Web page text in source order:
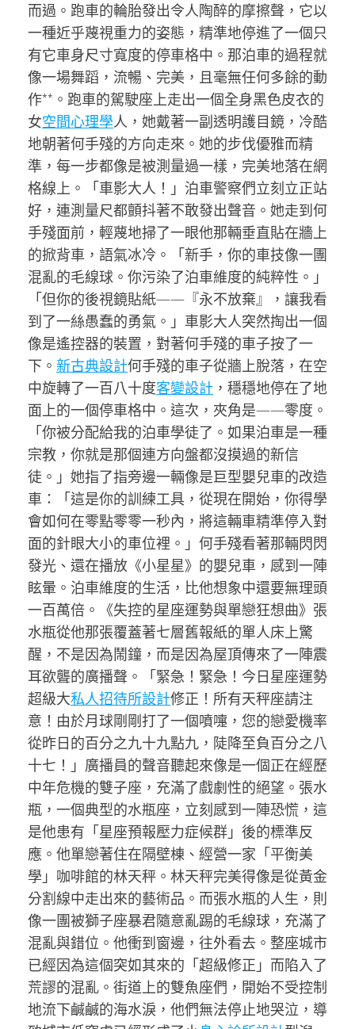
而過。跑車的輪胎發出令人陶醉的摩擦聲，它以
一種近乎蔑視重力的姿態，精準地停進了一個只
有它車身尺寸寬度的停車格中。那泊車的過程就
像一場舞蹈，流暢、完美，且毫無任何多餘的動
作**。跑車的駕駛座上走出一個全身黑色皮衣的
女空間心理學人，她戴著一副透明護目鏡，冷酷
地朝著何手殘的方向走來。她的步伐優雅而精
準，每一步都像是被測量過一樣，完美地落在網
格線上。「車影大人！」泊車警察們立刻立正站
好，連測量尺都顫抖著不敢發出聲音。她走到何
手殘面前，輕蔑地掃了一眼他那輛垂直貼在牆上
的掀背車，語氣冰冷。「新手，你的車技像一團
混亂的毛線球。你污染了泊車維度的純粹性。」
「但你的後視鏡貼紙——『永不放棄』，讓我看
到了一絲愚蠢的勇氣。」車影大人突然掏出一個
像是遙控器的裝置，對著何手殘的車子按了一
下。 新古典設計何手殘的車子從牆上脫落，在空
中旋轉了一百八十度客變設計 ，穩穩地停在了地
面上的一個停車格中。這次，夾角是——零度。
「你被分配給我的泊車學徒了。如果泊車是一種
宗教，你就是那個連方向盤都沒摸過的新信
徒。」她指了指旁邊一輛像是巨型嬰兒車的改造
車：「這是你的訓練工具，從現在開始，你得學
會如何在零點零零一秒內，將這輛車精準停入對
面的針眼大小的車位裡。」何手殘看著那輛閃閃
發光、還在播放《小星星》的嬰兒車，感到一陣
眩暈。泊車維度的生活，比他想象中還要無理頭
一百萬倍。《失控的星座運勢與單戀狂想曲》張
水瓶從他那張覆蓋著七層舊報紙的單人床上驚
醒，不是因為鬧鐘，而是因為屋頂傳來了一陣震
耳欲聾的廣播聲。「緊急！緊急！今日星座運勢
超級大私人招待所設計修正！所有天秤座請注
意！由於月球剛剛打了一個噴嚏，您的戀愛機率
從昨日的百分之九十九點九，陡降至負百分之八
十七！」廣播員的聲音聽起來像是一個正在經歷
中年危機的雙子座，充滿了戲劇性的絕望。張水
瓶，一個典型的水瓶座，立刻感到一陣恐慌，這
是他患有「星座預報壓力症候群」後的標準反
應。他單戀著住在隔壁棟、經營一家「平衡美
學」咖啡館的林天秤。林天秤完美得像是從黃金
分割線中走出來的藝術品。而張水瓶的人生，則
像一團被獅子座暴君隨意亂踢的毛線球，充滿了
混亂與錯位。他衝到窗邊，往外看去。整座城市
已經因為這個突如其來的「超級修正」而陷入了
荒謬的混亂。街道上的雙魚座們，開始不受控制
地流下鹹鹹的海水淚，他們無法停止地哭泣，導